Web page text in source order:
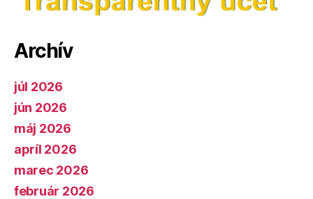
Archív
júl 2026
jún 2026
máj 2026
apríl 2026
marec 2026
február 2026